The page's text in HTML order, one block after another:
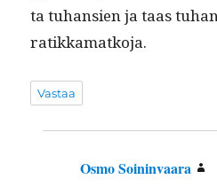
ta tuhan­sien ja taas
ratikkamatkoja.
Vastaa
Osmo Soininvaara